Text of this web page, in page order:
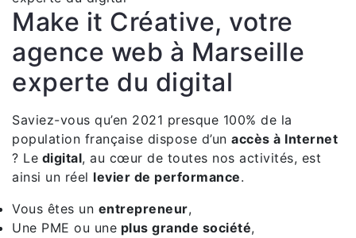
Make it Créative, votre
agence web à Marseille
experte du digital
Saviez-vous qu’en 2021 presque 100% de la
population française dispose d’un accès à Internet
? Le digital, au cœur de toutes nos activités, est
ainsi un réel levier de performance.
Vous êtes un entrepreneur,
Une PME ou une plus grande société,